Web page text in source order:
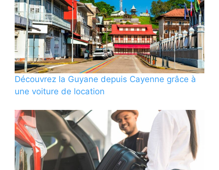
Découvrez la Guyane depuis Cayenne grâce à
une voiture de location